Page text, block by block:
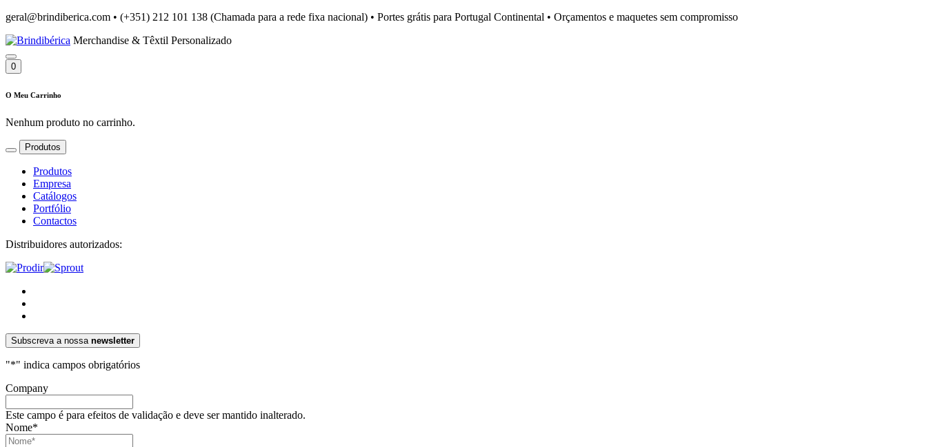
geral@brindiberica.com • (+351) 212 101 138 (Chamada para a rede fixa nacional) • Portes grátis para Portugal Continental • Orçamentos e maquetes sem compromisso
Merchandise & Têxtil Personalizado
0
O Meu Carrinho
Nenhum produto no carrinho.
Produtos
Produtos
Empresa
Catálogos
Portfólio
Contactos
Distribuidores autorizados:
Subscreva a nossa newsletter
"*" indica campos obrigatórios
Company
Este campo é para efeitos de validação e deve ser mantido inalterado.
Nome*